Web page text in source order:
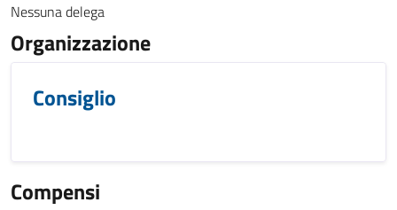
Nessuna delega
Organizzazione
Consiglio
Compensi